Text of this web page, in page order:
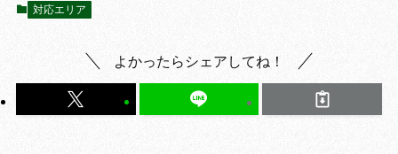
対応エリア
よかったらシェアしてね！